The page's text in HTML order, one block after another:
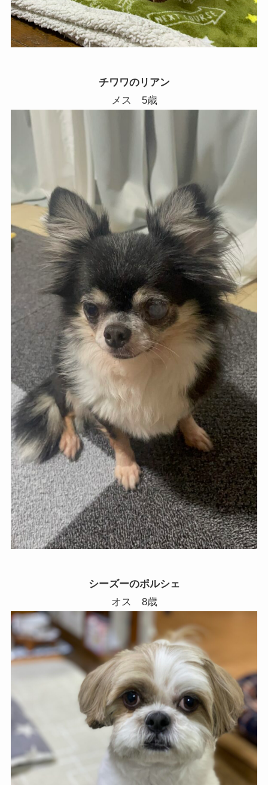
チワワのリアン
メス 5歳
シーズーのポルシェ
オス 8歳